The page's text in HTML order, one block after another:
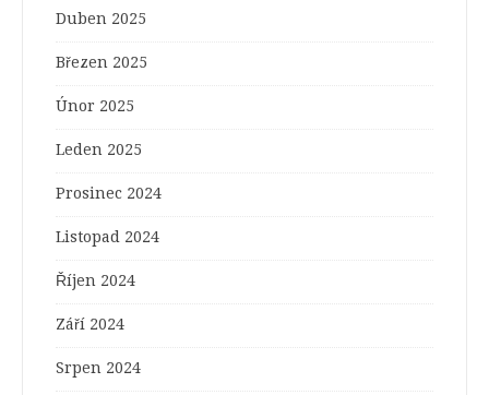
Duben 2025
Březen 2025
Únor 2025
Leden 2025
Prosinec 2024
Listopad 2024
Říjen 2024
Září 2024
Srpen 2024